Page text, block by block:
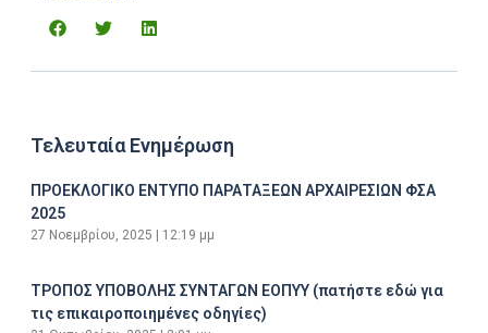
Τελευταία Ενημέρωση
ΠΡΟΕΚΛΟΓΙΚΟ ΕΝΤΥΠΟ ΠΑΡΑΤΑΞΕΩΝ ΑΡΧΑΙΡΕΣΙΩΝ ΦΣΑ
2025
27 Νοεμβρίου, 2025 12:19 μμ
ΤΡΟΠΟΣ ΥΠΟΒΟΛΗΣ ΣΥΝΤΑΓΩΝ ΕΟΠΥΥ (πατήστε εδώ για
τις επικαιροποιημένες οδηγίες)